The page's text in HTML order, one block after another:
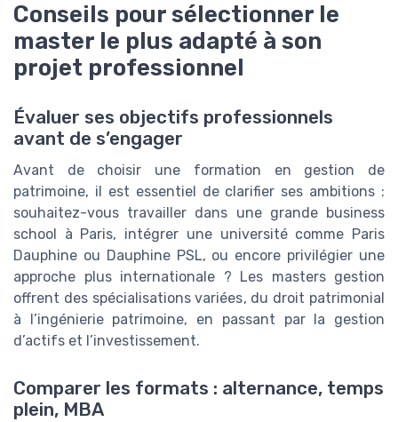
Conseils pour sélectionner le
master le plus adapté à son
projet professionnel
Évaluer ses objectifs professionnels
avant de s’engager
Avant de choisir une formation en gestion de
patrimoine, il est essentiel de clarifier ses ambitions :
souhaitez-vous travailler dans une grande business
school à Paris, intégrer une université comme Paris
Dauphine ou Dauphine PSL, ou encore privilégier une
approche plus internationale ? Les masters gestion
offrent des spécialisations variées, du droit patrimonial
à l’ingénierie patrimoine, en passant par la gestion
d’actifs et l’investissement.
Comparer les formats : alternance, temps
plein, MBA